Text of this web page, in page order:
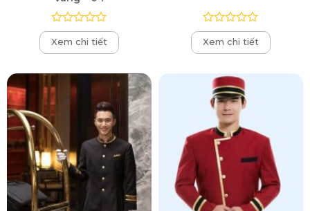
Được
xếp
hạng
5
sao
Xem chi tiết
Được
xếp
hạng
sao
Xem chi tiết